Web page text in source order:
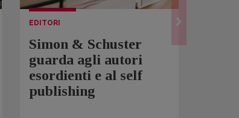
EDITORI
Simon & Schuster
guarda agli autori
esordienti e al self
publishing